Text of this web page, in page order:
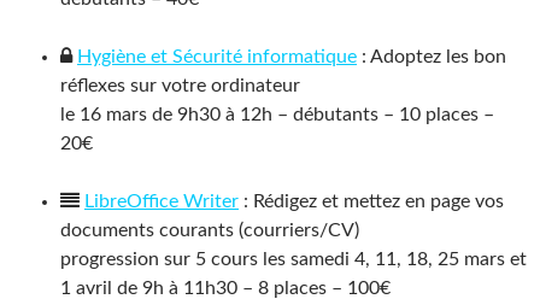
Hygiène et Sécurité informatique : Adoptez les bon
réflexes sur votre ordinateur
le 16 mars de 9h30 à 12h – débutants – 10 places –
20€
LibreOffice Writer : Rédigez et mettez en page vos
documents courants (courriers/CV)
progression sur 5 cours les samedi 4, 11, 18, 25 mars et
1 avril de 9h à 11h30 – 8 places – 100€